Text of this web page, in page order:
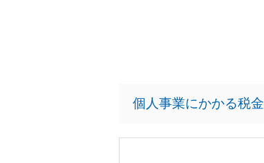
個人事業にかかる税金